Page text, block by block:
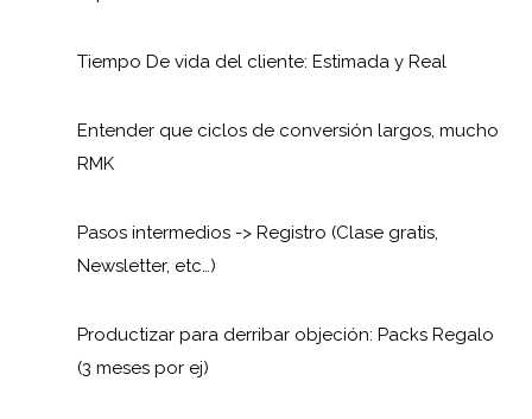
Tiempo De vida del cliente: Estimada y Real
Entender que ciclos de conversión largos, mucho
RMK
Pasos intermedios -> Registro (Clase gratis,
Newsletter, etc…)
Productizar para derribar objeción: Packs Regalo
(3 meses por ej)